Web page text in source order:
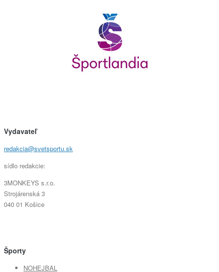
Vydavateľ
redakcia@svetsportu.sk
sídlo redakcie:
3MONKEYS s.r.o.
Strojárenská 3
040 01 Košice
Športy
NOHEJBAL